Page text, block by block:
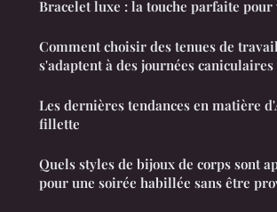
Bracelet luxe : la touche parfaite pour
Comment choisir des tenues de
s'adaptent à des journées
Les dernières tendances en matière
fillette
Quels styles de bijoux de corps sont
pour une soirée habillée sans être